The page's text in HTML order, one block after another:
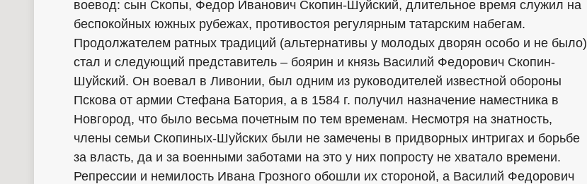
воевод: сын Скопы, Федор Иванович Скопин-Шуйский, длительное время служил на
беспокойных южных рубежах, противостоя регулярным татарским набегам.
Продолжателем ратных традиций (альтернативы у молодых дворян особо и не было)
стал и следующий представитель – боярин и князь Василий Федорович Скопин-
Шуйский. Он воевал в Ливонии, был одним из руководителей известной обороны
Пскова от армии Стефана Батория, а в 1584 г. получил назначение наместника в
Новгород, что было весьма почетным по тем временам. Несмотря на знатность,
члены семьи Скопиных-Шуйских были не замечены в придворных интригах и борьбе
за власть, да и за военными заботами на это у них попросту не хватало времени.
Репрессии и немилость Ивана Грозного обошли их стороной, а Василий Федорович